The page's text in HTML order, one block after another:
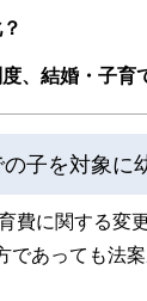
、結婚・子育
子を対象に
費に関する変
であっても法